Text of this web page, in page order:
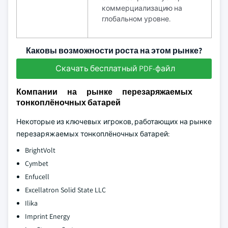
коммерциализацию на
глобальном уровне.
Каковы возможности роста на этом рынке?
Скачать бесплатный PDF-файл
Компании на рынке перезаряжаемых
тонкоплёночных батарей
Некоторые из ключевых игроков, работающих на рынке
перезаряжаемых тонкоплёночных батарей:
BrightVolt
Cymbet
Enfucell
Excellatron Solid State LLC
Ilika
Imprint Energy